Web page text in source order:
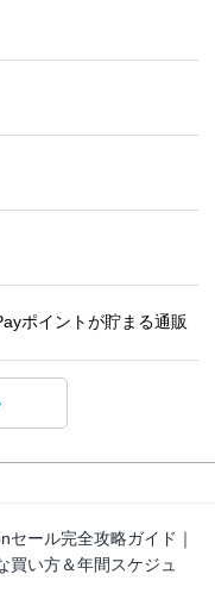
ポイントが貯まる通販
セール完全攻略ガイド｜
買い方＆年間スケジュ